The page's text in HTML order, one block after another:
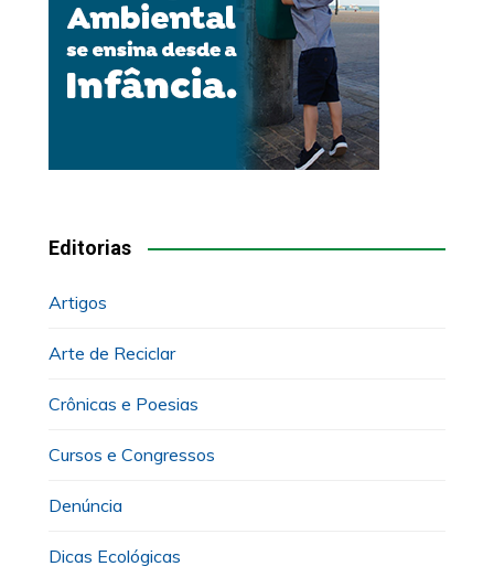
Editorias
Artigos
Arte de Reciclar
Crônicas e Poesias
Cursos e Congressos
Denúncia
Dicas Ecológicas